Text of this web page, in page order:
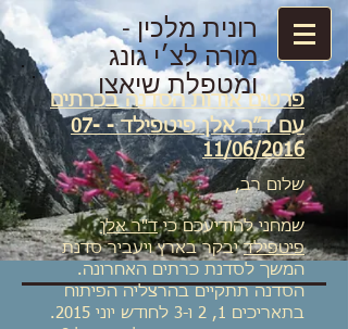
רונית מלכין -
מורה לצ׳י גונג
ומטפלת שיאצו
פרטים אודות הסדנה בכרתים
עם ד״ר אלן פיטפילד - 07-
11/06/2016
שלום רב,
שמחני להודיעכם כיד"ר אלן
פיטפילדיבקר בארץ ויעביר סדנת
המשך לסדנת כרתים האחרונה.
הסדנה תתקיים בהרצליה הפיתוח
בתאריכים 1, 2 ו-3 לחודש יוני 2015.